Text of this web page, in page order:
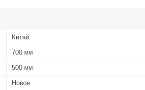
Китай
700 мм
500 мм
Новое